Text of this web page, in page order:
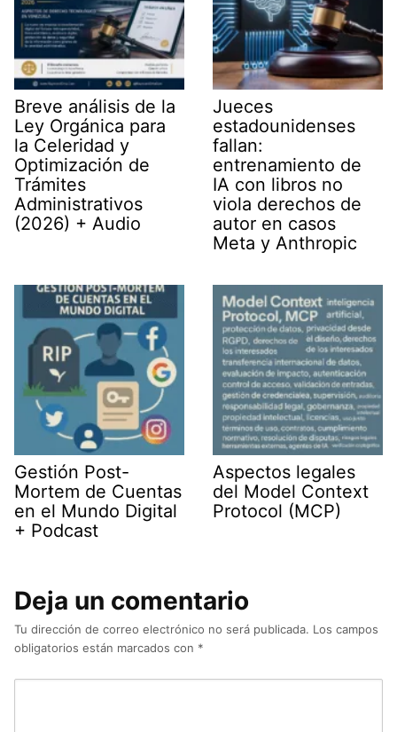
Breve análisis de la
Ley Orgánica para
la Celeridad y
Optimización de
Trámites
Administrativos
(2026) + Audio
Jueces
estadounidenses
fallan:
entrenamiento de
IA con libros no
viola derechos de
autor en casos
Meta y Anthropic
Gestión Post-
Mortem de Cuentas
en el Mundo Digital
+ Podcast
Aspectos legales
del Model Context
Protocol (MCP)
Deja un comentario
Tu dirección de correo electrónico no será publicada. Los campos
obligatorios están marcados con *